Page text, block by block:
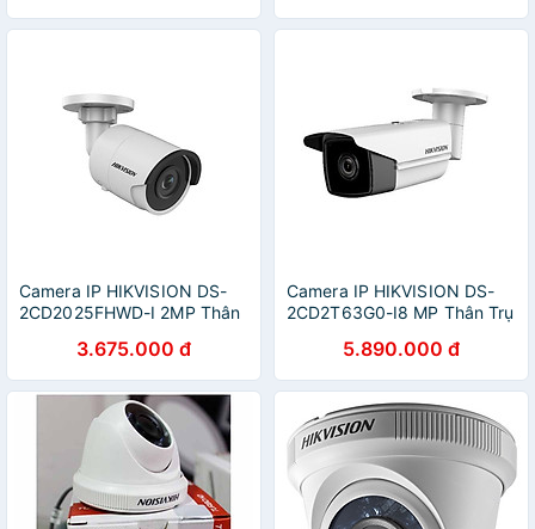
Camera IP HIKVISION DS-
2CD2025FHWD-I 2MP Thân
3.675.000 đ
Camera IP HIKVISION DS-
2CD2T63G0-I8 MP Thân Trụ
5.890.000 đ